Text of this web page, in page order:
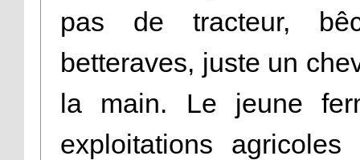
pas de tracteur,
betteraves, juste un
la main. Le jeune
exploitations